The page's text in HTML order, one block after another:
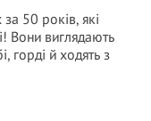
50 років, які
Вони виглядають
горді й ходять з